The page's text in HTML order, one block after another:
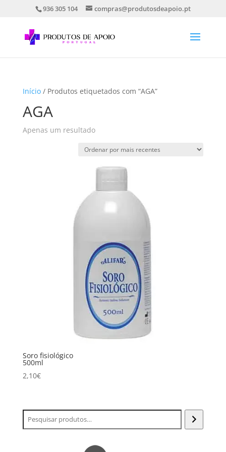
936 305 104 compras@produtosdeapoio.pt
Início/ Produtos etiquetados com “AGA”
AGA
Apenas um resultado
Soro fisiológico
500ml
2,10€